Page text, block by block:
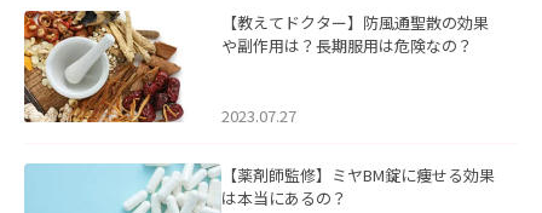
【教えてドクター】防風通聖散の効果
や副作用は？長期服用は危険なの？
2023.07.27
【薬剤師監修】ミヤBM錠に痩せる効果
は本当にあるの？